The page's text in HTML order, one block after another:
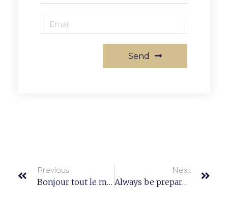
Send
Previous
Bonjour tout le monde !
Next
Always be prepared and know what the purpose is.